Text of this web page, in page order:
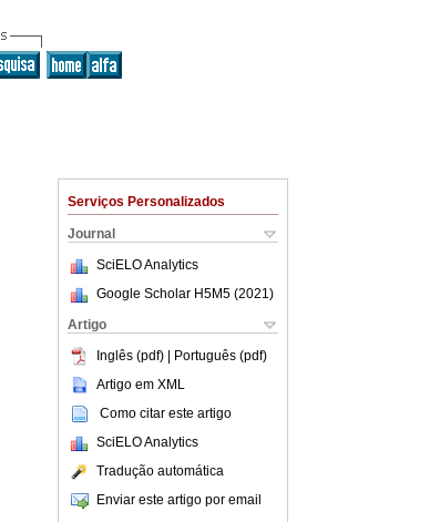
Serviços Personalizados
Journal
SciELO Analytics
Google Scholar H5M5 (2021 )
Artigo
Inglês (pdf) | Português (pdf)
Artigo em XML
Como citar este artigo
SciELO Analytics
Tradução automática
Enviar este artigo por email